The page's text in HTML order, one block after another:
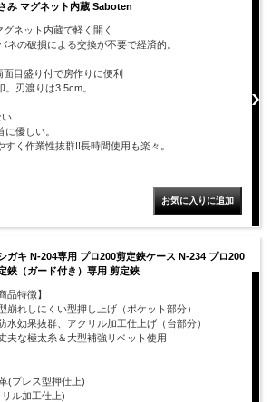
み マグネット内蔵 Saboten
グネット内蔵で軽く開く
ネの破損による交換が不要で経済的。
面目盛り付で房作りに便利
刃渡りは3.5cm。
い
優しい。
く作業性抜群!!長時間使用も楽々。
ガキ N-204専用 プロ200剪定鋏ケース N-234 プロ200
鋏（ガード付き）専用 剪定鋏
品特徴】
崩れしにくい型押し上げ（ポケット部分）
水効果抜群、アクリル加工仕上げ（台部分）
夫な極太糸＆大型補強リベット使用
(プレス型押仕上)
ル加工仕上)